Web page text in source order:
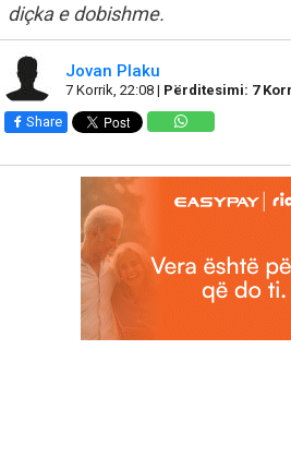
diçka e dobishme.
Jovan Plaku
7 Korrik, 22:08 | Përditesimi: 7
Share